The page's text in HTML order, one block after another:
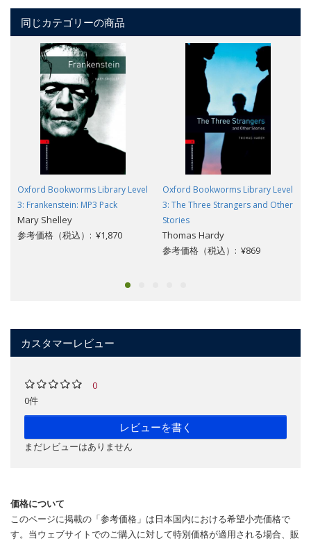
同じカテゴリーの商品
Oxford Bookworms Library Level
3: Frankenstein: MP3 Pack
Mary Shelley
参考価格（税込）: ¥1,870
Oxford Bookworms Library Level
3: The Three Strangers and Other
Stories
Thomas Hardy
参考価格（税込）: ¥869
カスタマーレビュー
0
0件
レビューを書く
まだレビューはありません
価格について
このページに掲載の「参考価格」は日本国内における希望小売価格で
す。当ウェブサイトでのご購入に対して特別価格が適用される場合、販